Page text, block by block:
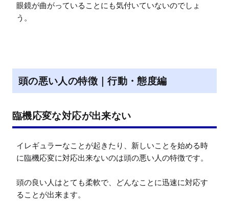
眼鏡が曲がっていることにも気付いていないのでしょ
う。
頭の悪い人の特徴｜行動・態度編
臨機応変な対応が出来ない
イレギュラーなことが起きたり、新しいことを始める時
に臨機応変に対応出来ないのは頭の悪い人の特徴です。
頭の良い人はとても柔軟で、どんなことに迅速に対応す
ることが出来ます。